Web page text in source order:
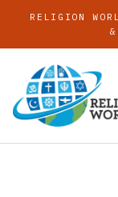
RELIGION